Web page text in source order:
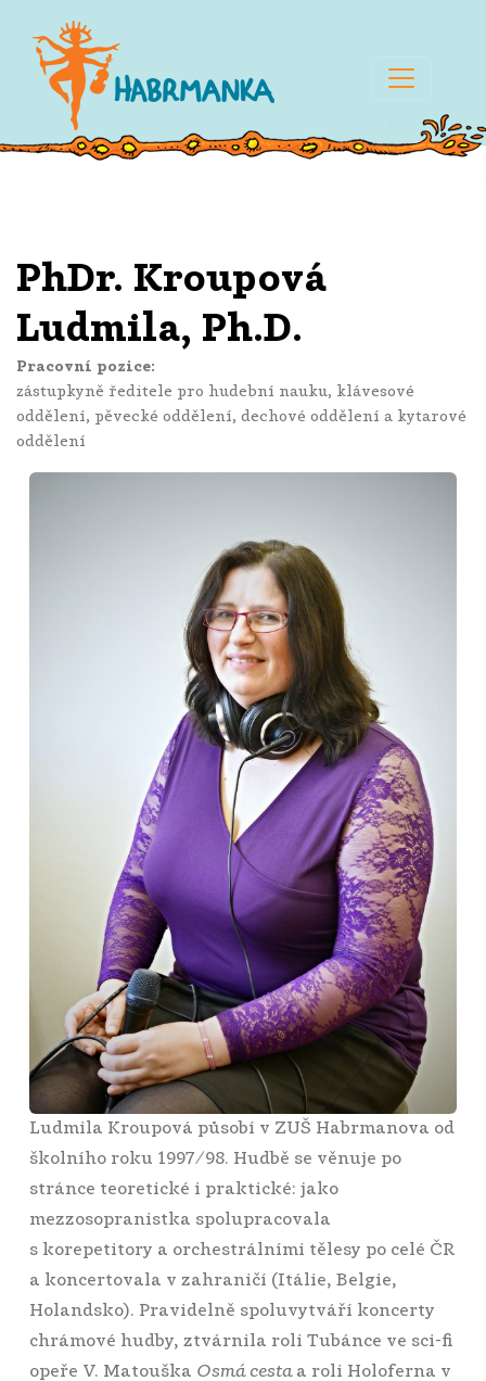
PhDr. Kroupová
Ludmila, Ph.D.
Pracovní pozice:
zástupkyně ředitele pro hudební nauku, klávesové
oddělení, pěvecké oddělení, dechové oddělení a kytarové
oddělení
Ludmila Kroupová působí v ZUŠ Habrmanova od
školního roku 1997/98. Hudbě se věnuje po
stránce teoretické i praktické: jako
mezzosopranistka spolupracovala
s korepetitory a orchestrálními tělesy po celé ČR
a koncertovala v zahraničí (Itálie, Belgie,
Holandsko). Pravidelně spoluvytváří koncerty
chrámové hudby, ztvárnila roli Tubánce ve sci-fi
opeře V. Matouška Osmá cestaa roli Holoferna v